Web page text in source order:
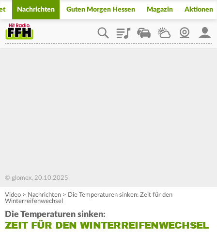
Nachrichten Guten Morgen Hessen Magazin Aktionen
PlaylistStaupilotWetterWebcam
© glomex, 20.10.2025
Video > Nachrichten > Die Temperaturen sinken: Zeit für den
Winterreifenwechsel
Die Temperaturen sinken:
ZEIT FÜR DEN WINTERREIFENWECHSEL